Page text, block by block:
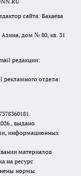
сайта: Бакаева
Азина, дом № 80, кв. 31
редакции:
рекламного отдела:
выдано
информационных
материалов
на ресурс
нормы